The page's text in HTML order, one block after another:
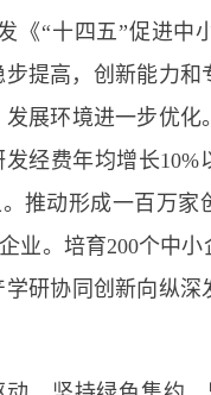
“十四五”促进中
提高，创新能力
展环境进一步优化
经费年均增长10%
推动形成一百万家
业。培育200个中
研协同创新向纵深